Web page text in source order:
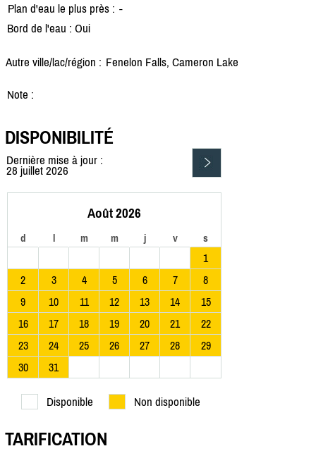
Plan d'eau le plus près : -
Bord de l'eau : Oui
Autre ville/lac/région : Fenelon Falls, Cameron Lake
Note :
DISPONIBILITÉ
Dernière mise à jour :
28 juillet 2026
Août 2026
d l m m j v s
1
2
3 4 5 6 7
8
9
10 11 12 13 14
15
16
17 18 19 20 21
22
23
24 25 26 27 28
29
30
31
Disponible Non disponible
TARIFICATION